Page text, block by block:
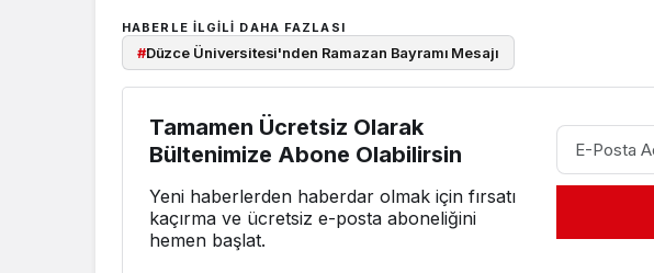
HABERLE ILGILI DAHA FAZLASI
#Düzce Üniversitesi'nden Ramazan Bayramı Mesajı
Tamamen Ücretsiz Olarak
Bültenimize Abone Olabilirsin
Yeni haberlerden haberdar olmak için fırsatı
kaçırma ve ücretsiz e-posta aboneliğini
hemen başlat.